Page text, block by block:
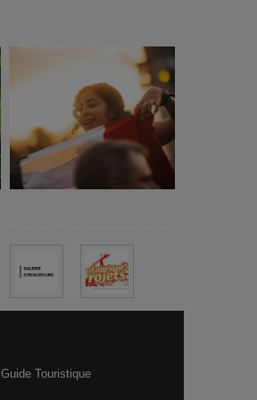
Guide Touristique